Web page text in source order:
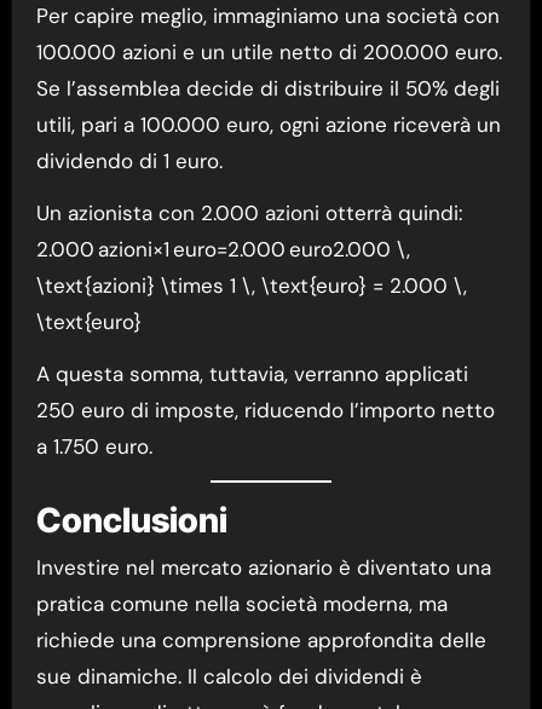
Per capire meglio, immaginiamo una società con
100.000 azioni e un utile netto di 200.000 euro.
Se l’assemblea decide di distribuire il 50% degli
utili, pari a 100.000 euro, ogni azione riceverà un
dividendo di 1 euro.
Un azionista con 2.000 azioni otterrà quindi:
2.000 azioni×1 euro=2.000 euro2.000 \,
\text{azioni} \times 1 \, \text{euro} = 2.000 \,
\text{euro}
A questa somma, tuttavia, verranno applicati
250 euro di imposte, riducendo l’importo netto
a 1.750 euro.
Conclusioni
Investire nel mercato azionario è diventato una
pratica comune nella società moderna, ma
richiede una comprensione approfondita delle
sue dinamiche. Il calcolo dei dividendi è